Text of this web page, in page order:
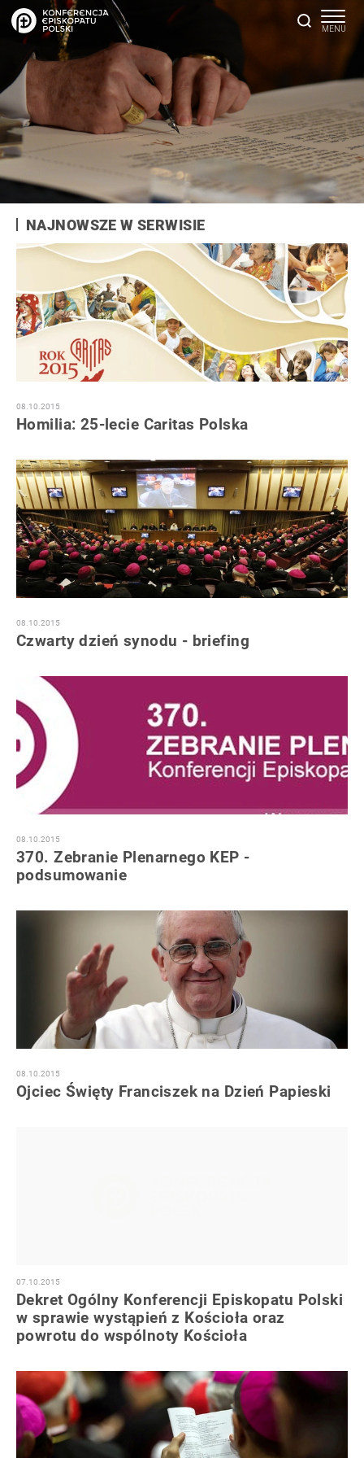
NAJNOWSZE W SERWISIE
08.10.2015
Homilia: 25-lecie Caritas Polska
08.10.2015
Czwarty dzień synodu - briefing
08.10.2015
370. Zebranie Plenarnego KEP -
podsumowanie
08.10.2015
Ojciec Święty Franciszek na Dzień Papieski
07.10.2015
Dekret Ogólny Konferencji Episkopatu Polski
w sprawie wystąpień z Kościoła oraz
powrotu do wspólnoty Kościoła